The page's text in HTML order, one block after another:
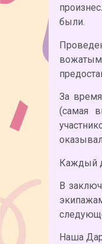
были.
За
(самая
Каждый
В
Наша